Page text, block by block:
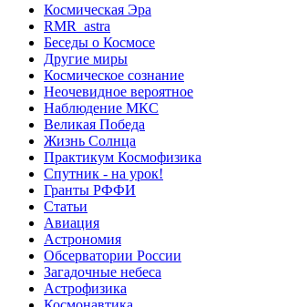
Космическая Эра
RMR_astra
Беседы о Космосе
Другие миры
Космическое сознание
Неочевидное вероятное
Наблюдение МКС
Великая Победа
Жизнь Солнца
Практикум Космофизика
Спутник - на урок!
Гранты РФФИ
Статьи
Авиация
Астрономия
Обсерватории России
Загадочные небеса
Астрофизика